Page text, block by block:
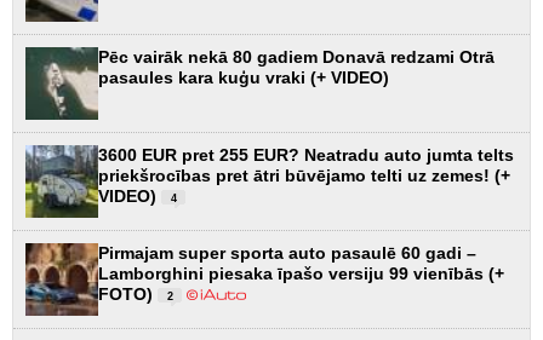
Pēc vairāk nekā 80 gadiem Donavā redzami Otrā
pasaules kara kuģu vraki (+ VIDEO)
3600 EUR pret 255 EUR? Neatradu auto jumta telts
priekšrocības pret ātri būvējamo telti uz zemes! (+
VIDEO)
4
Pirmajam super sporta auto pasaulē 60 gadi –
Lamborghini piesaka īpašo versiju 99 vienībās (+
FOTO)
2